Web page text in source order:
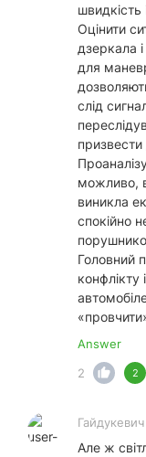
швидкість
Оцінити
дзеркала
для
слід
призвести
можливо,
виникла
спокійно
Головний
Answer
2
2
Але ж